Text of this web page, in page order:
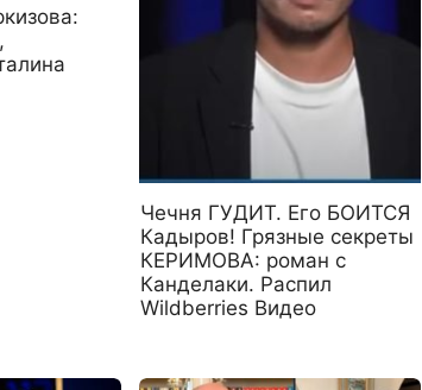
Чечня ГУДИТ. Его БОИТСЯ
Кадыров! Грязные секреты
КЕРИМОВА: роман с
Канделаки. Распил
Wildberries Видео